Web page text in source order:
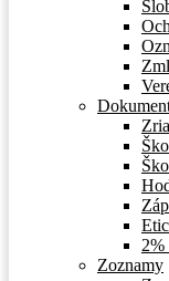
2%
Zoznamy